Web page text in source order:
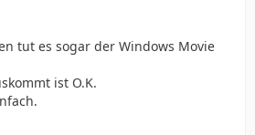
tut es sogar der Windows Movie
ist O.K.